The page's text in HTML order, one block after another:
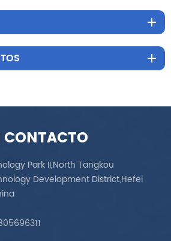
CONTACTO
Park II,North Tangkou
Development District,Hefei